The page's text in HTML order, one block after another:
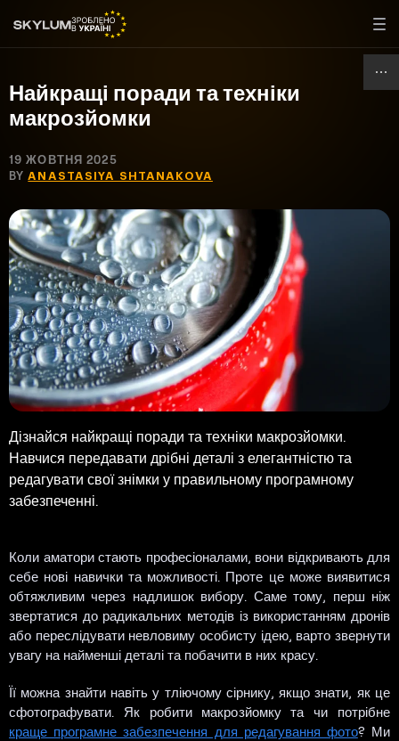
Найкращі поради та техніки
макрозйомки
19 ЖОВТНЯ 2025
BYANASTASIYA SHTANAKOVA
Дізнайся найкращі поради та техніки макрозйомки.
Навчися передавати дрібні деталі з елегантністю та
редагувати свої знімки у правильному програмному
забезпеченні.
Коли аматори стають професіоналами, вони відкривають для
себе нові навички та можливості. Проте це може виявитися
обтяжливим через надлишок вибору. Саме тому, перш ніж
звертатися до радикальних методів із використанням дронів
або переслідувати невловиму особисту ідею, варто звернути
увагу на найменші деталі та побачити в них красу.
Її можна знайти навіть у тліючому сірнику, якщо знати, як це
сфотографувати. Як робити макрозйомку та чи потрібне
краще програмне забезпечення для редагування фото? Ми